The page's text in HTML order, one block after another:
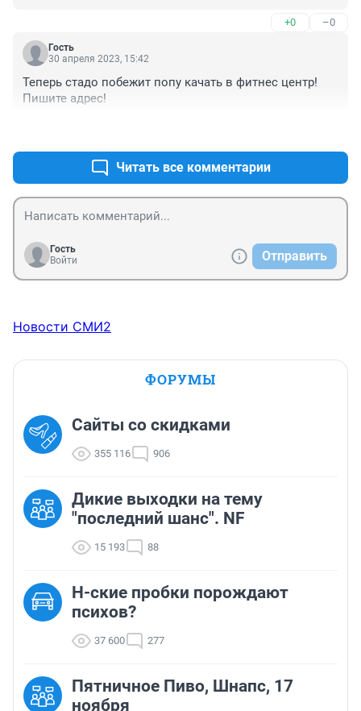
+0 –0
Гость
30 апреля 2023, 15:42
Теперь стадо побежит попу качать в фитнес центр!
Пишите адрес!
Читать все комментарии
Гость
Войти
Отправить
Новости СМИ2
ФОРУМЫ
Сайты со скидками
355 116 906
Дикие выходки на тему
"последний шанс". NF
15 193 88
Н-ские пробки порождают
психов?
37 600 277
Пятничное Пиво, Шнапс, 17
ноября